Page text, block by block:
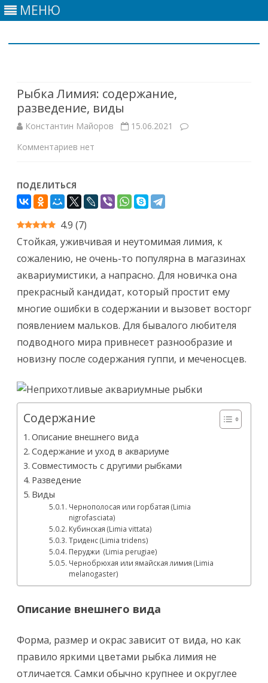
МЕНЮ
Рыбка Лимия: содержание,
разведение, виды
Константин Майоров
15.06.2021
Комментариев к
Лимия:
содержание,
виды
нет
ПОДЕЛИТЬСЯ
4.9 (7)
Стойкая, уживчивая и неутомимая лимия, к
сожалению, не очень-то популярна в магазинах
аквариумистики, а напрасно. Для новичка она
прекрасный кандидат, который простит ему
многие ошибки в содержании и вызовет восторг
появлением мальков. Для бывалого любителя
подводного мира привнесет разнообразие и
новизну после содержания гуппи, и меченосцев.
Содержание
Описание внешнего вида
Содержание и уход в аквариуме
Совместимость с другими рыбками
Разведение
Виды
Чернополосая или горбатая (Limia
nigrofasciata)
Кубинская (Limia vittata)
Триденс (Limia tridens)
Перуджи (Limia perugiae)
Чернобрюхая или ямайская лимия (Limia
melanogaster)
Описание внешнего вида
Форма, размер и окрас зависит от вида, но как
правило яркими цветами рыбка лимия не
отличается. Самки обычно крупнее и округлее